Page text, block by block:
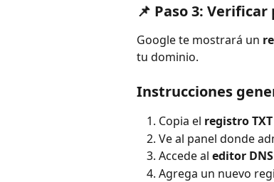
📌 Paso 3:
Google te mostrará un
tu dominio.
Instrucciones
Copia el registro TXT
Ve al panel donde
Accede al editor DNS
Agrega un nuevo